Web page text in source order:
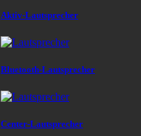
Aktiv-Lautsprecher
Bluetooth-Lautsprecher
Center-Lautsprecher